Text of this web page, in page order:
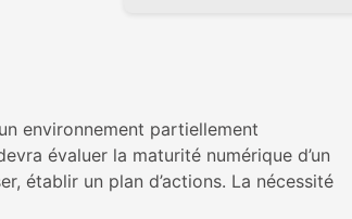
environnement partiellement
évaluer la maturité numérique d’un
établir un plan d’actions. La nécessité